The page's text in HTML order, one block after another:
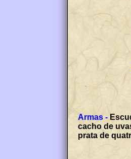
Armas -
cacho de
prata de